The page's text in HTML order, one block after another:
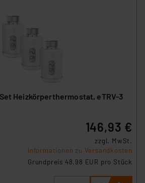
Heizkörperthermostat, eTRV-3
146,93 €
zzgl. MwSt.
Informationen zu Versandkosten
Grundpreis 48.98 EUR pro Stück